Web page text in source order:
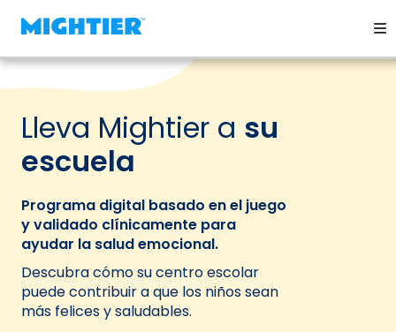
Lleva Mightier a su
escuela
Programa digital basado en el juego
y validado clínicamente para
ayudar la salud emocional.
Descubra cómo su centro escolar
puede contribuir a que los niños sean
más felices y saludables.